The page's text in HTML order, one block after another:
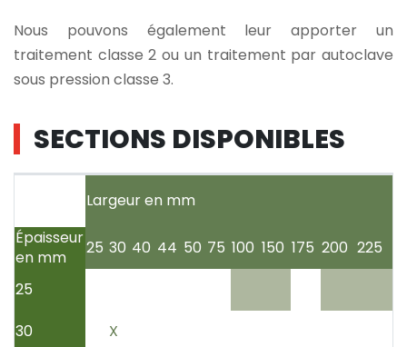
Nous pouvons également leur apporter un
traitement classe 2 ou un traitement par autoclave
sous pression classe 3.
SECTIONS DISPONIBLES
Largeur en mm
Épaisseur
en mm
25 30 40 44 50 75 100 150 175 200 225
25
30
X